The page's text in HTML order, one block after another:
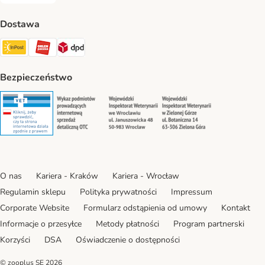
Dostawa
Paczkomat® Shipping Method
ORLEN Paczka Shipping Method
DPD Shipping Method
Bezpieczeństwo
Security Security Security
O nas Kariera - Kraków
Kariera - Wrocław
Regulamin sklepu
Polityka prywatności
Impressum
Corporate Website
Formularz odstąpienia od umowy
Kontakt
Informacje o przesyłce
Metody płatności
Program partnerski
Korzyści
DSA Oświadczenie o dostępności
© zooplus SE 2026